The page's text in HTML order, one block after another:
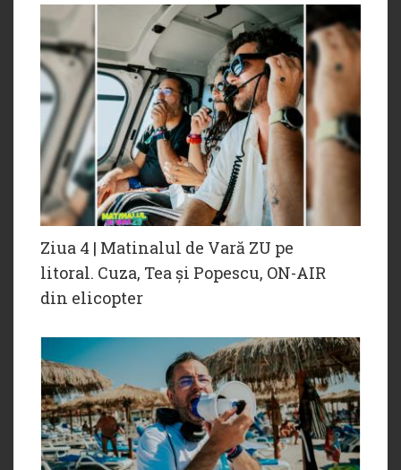
Ziua 4 | Matinalul de Vară ZU pe
litoral. Cuza, Tea și Popescu, ON-AIR
din elicopter